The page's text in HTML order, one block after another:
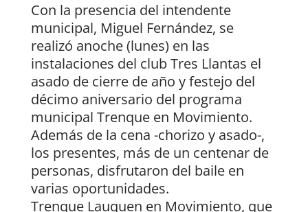
Con la presencia del intendente
municipal, Miguel Fernández, se
realizó anoche (lunes) en las
instalaciones del club Tres Llantas el
asado de cierre de año y festejo del
décimo aniversario del programa
municipal Trenque en Movimiento.
Además de la cena -chorizo y asado-,
los presentes, más de un centenar de
personas, disfrutaron del baile en
varias oportunidades.
Trenque Lauquen en Movimiento, que